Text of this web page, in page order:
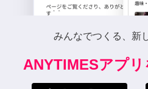
みんなでつくる、新
ANYTIMESアプ